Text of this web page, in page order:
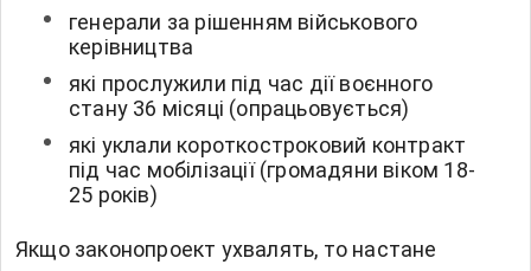
генерали за рішенням військового
керівництва
які прослужили під час дії воєнного
стану 36 місяці (опрацьовується)
які уклали короткостроковий контракт
під час мобілізації (громадяни віком 18-
25 років)
Якщо законопроект ухвалять, то настане